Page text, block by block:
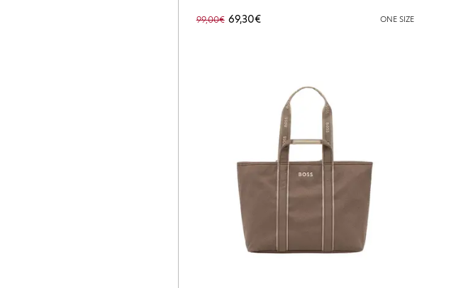
99,00€ 69,30€ ONE SIZE